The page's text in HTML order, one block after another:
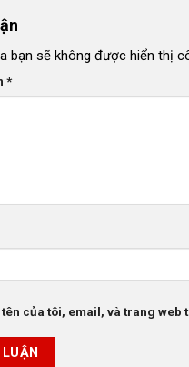
bạn sẽ không được hiển thị
*
tên của tôi, email, và trang web